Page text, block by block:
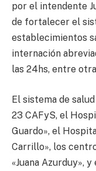
por el intendente
de fortalecer el
establecimientos
internación
las 24hs, entre
El sistema de
23 CAFyS, el
Guardo», el
Carrillo», los
«Juana Azurduy»,